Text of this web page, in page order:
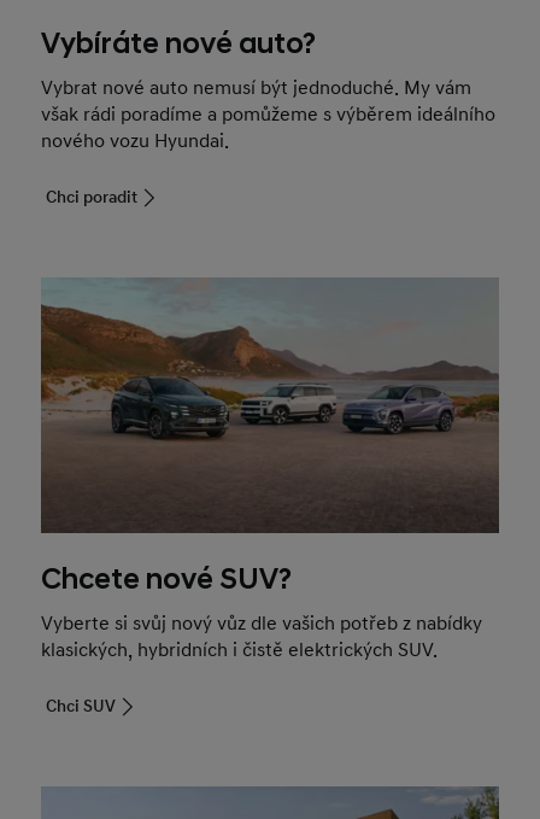
Vybíráte nové auto?
Vybrat nové auto nemusí být jednoduché. My vám
však rádi poradíme a pomůžeme s výběrem ideálního
nového vozu Hyundai.
Chci poradit
Chcete nové SUV?
Vyberte si svůj nový vůz dle vašich potřeb z nabídky
klasických, hybridních i čistě elektrických SUV.
Chci SUV